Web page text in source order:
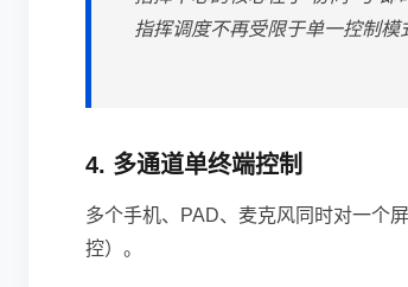
指挥调度不再受限于单一控制模
4. 多通道单终端控制
多个手机、PAD、麦克风同时对一个
控）。